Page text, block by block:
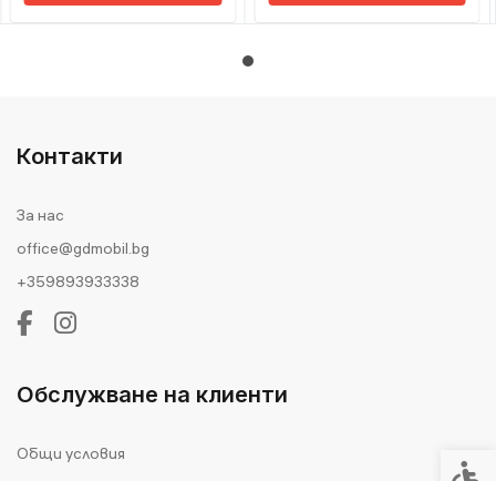
Контакти
За нас
office@gdmobil.bg
+359893933338
Обслужване на клиенти
Общи условия